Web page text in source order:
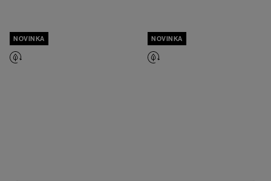
NOVINKA NOVINKA